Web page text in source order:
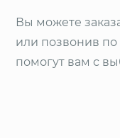
Вы можете
или позвонив
помогут вам с